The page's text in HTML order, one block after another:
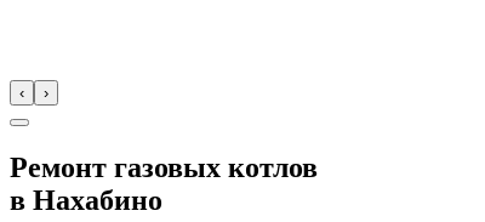
‹ ›
Ремонт газовых котлов
в Нахабино